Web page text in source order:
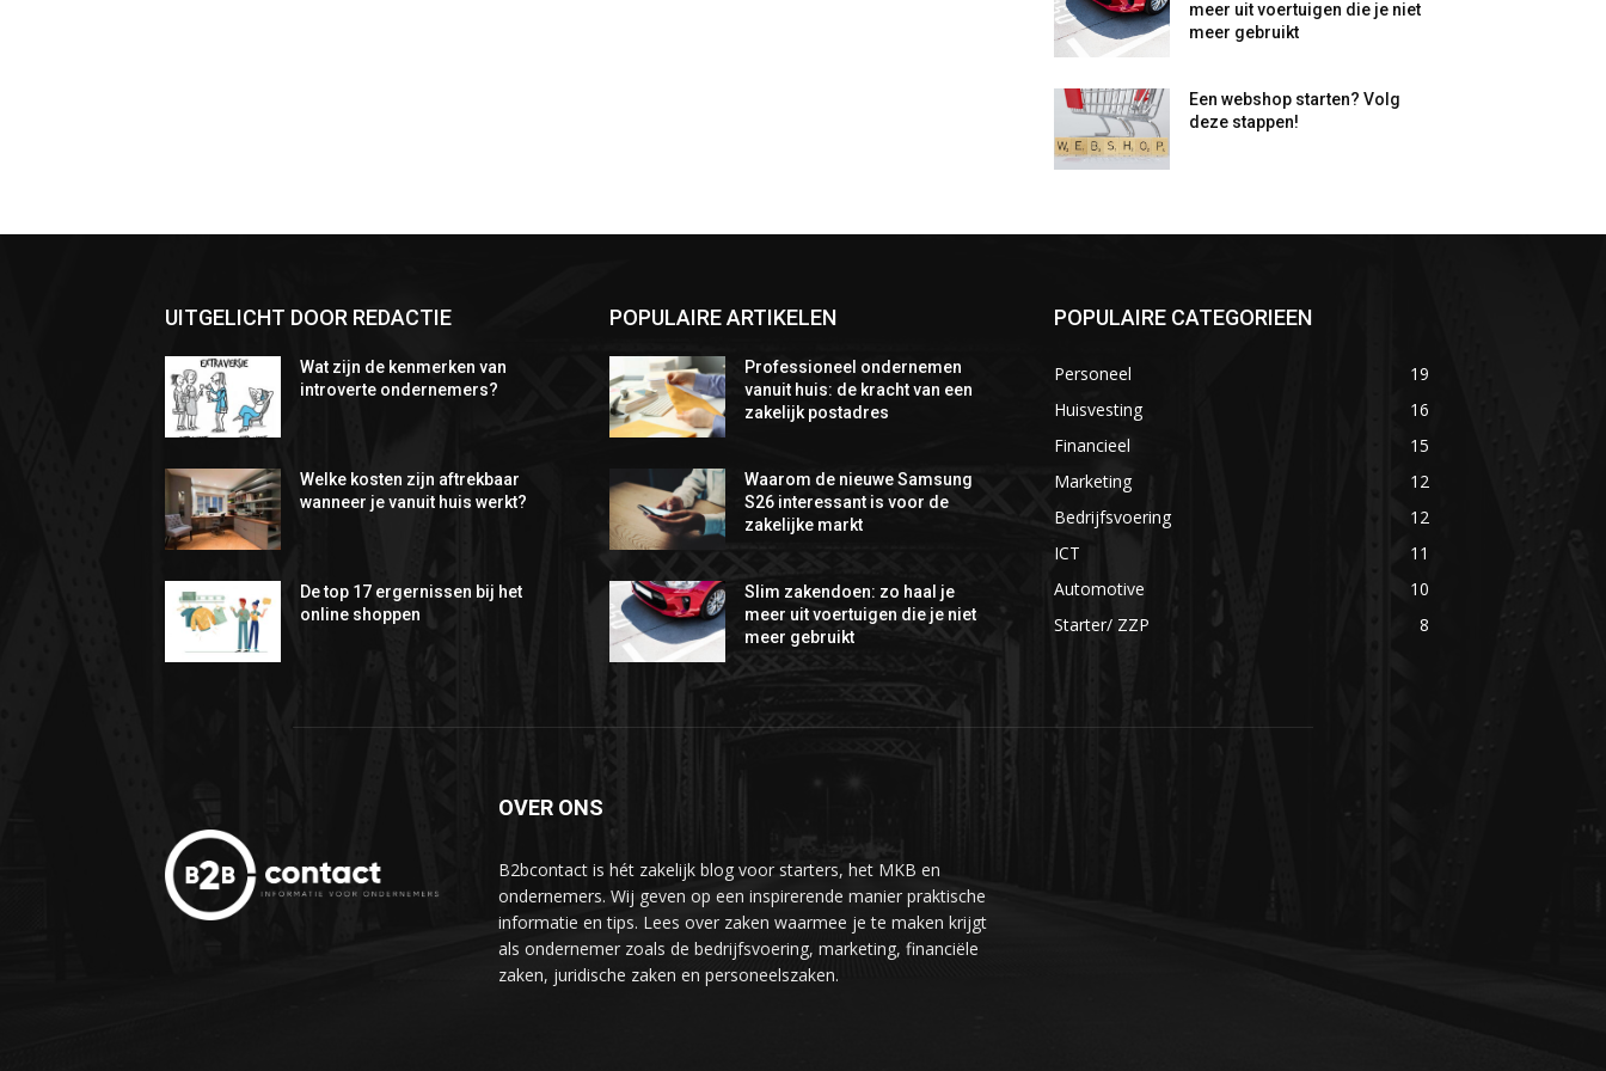
meer uit voertuigen die je niet
meer gebruikt
Een webshop starten? Volg
deze stappen!
UITGELICHT DOOR REDACTIE
Wat zijn de kenmerken van
introverte ondernemers?
Welke kosten zijn aftrekbaar
wanneer je vanuit huis werkt?
De top 17 ergernissen bij het
online shoppen
POPULAIRE ARTIKELEN
Professioneel ondernemen
vanuit huis: de kracht van een
zakelijk postadres
Waarom de nieuwe Samsung
S26 interessant is voor de
zakelijke markt
Slim zakendoen: zo haal je
meer uit voertuigen die je niet
meer gebruikt
POPULAIRE CATEGORIEEN
Personeel
19
Huisvesting
16
Financieel
15
Marketing
12
Bedrijfsvoering
12
ICT
11
Automotive
10
Starter/ ZZP
8
OVER ONS
B2bcontact is hét zakelijk blog voor starters, het MKB en
ondernemers. Wij geven op een inspirerende manier praktische
informatie en tips. Lees over zaken waarmee je te maken krijgt
als ondernemer zoals de bedrijfsvoering, marketing, financiële
zaken, juridische zaken en personeelszaken.